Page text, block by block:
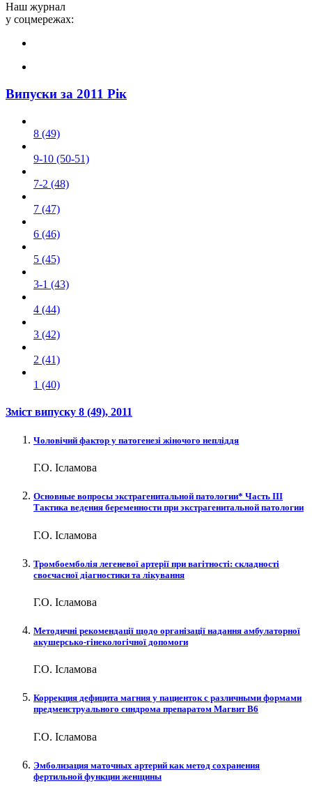
Наш журнал
у соцмережах:
Випуски за 2011 Рік
8 (49)
9-10 (50-51)
7-2 (48)
7 (47)
6 (46)
5 (45)
3-1 (43)
4 (44)
3 (42)
2 (41)
1 (40)
Зміст випуску 8 (49), 2011
Чоловічий фактор у патогенезі жіночого непліддя
Г.О. Ісламова
Основные вопросы экстрагенитальной патологии* Часть ІII
Тактика ведения беременности при экстрагенитальной патологии
Г.О. Ісламова
Тромбоемболія легеневої артерії при вагітності: складності
своєчасної діагностики та лікування
Г.О. Ісламова
Методичні рекомендації щодо організації надання амбулаторної
акушерсько-гінекологічної допомоги
Г.О. Ісламова
Коррекция дефицита магния у пациенток с различными формами
предменструального синдрома препаратом Магвит В6
Г.О. Ісламова
Эмболизация маточных артерий как метод сохранения
фертильной функции женщины